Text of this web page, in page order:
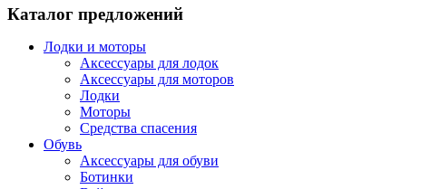
Каталог предложений
Лодки и моторы
Аксессуары для лодок
Аксессуары для моторов
Лодки
Моторы
Средства спасения
Обувь
Аксессуары для обуви
Ботинки